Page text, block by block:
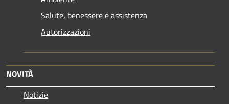
Salute, benessere e assistenza
Autorizzazioni
NOVITÀ
Notizie